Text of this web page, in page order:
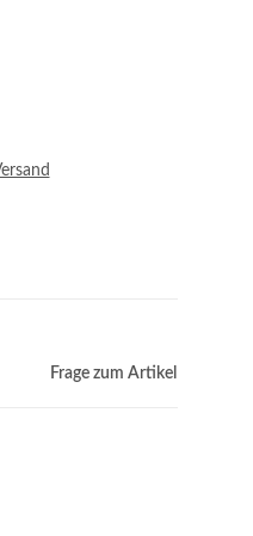
Frage zum Artikel